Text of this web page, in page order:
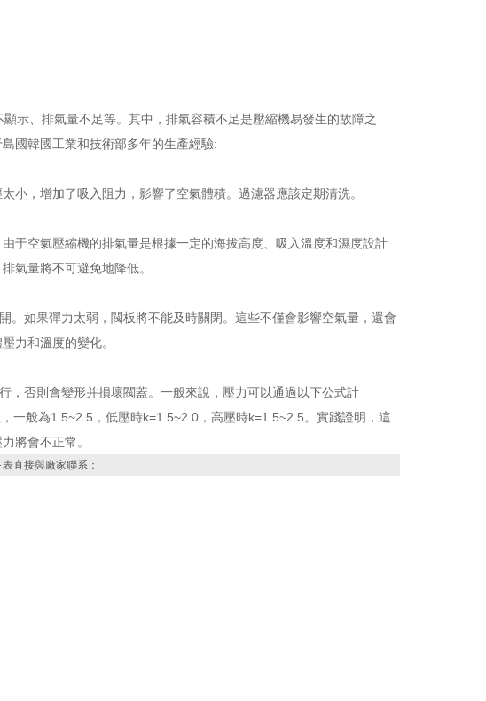
示、排氣量不足等。其中，排氣容積不足是壓縮機易發生的故障之
國韓國工業和技術部多年的生產經驗:
，增加了吸入阻力，影響了空氣體積。過濾器應該定期清洗。
于空氣壓縮機的排氣量是根據一定的海拔高度、吸入溫度和濕度設計
氣量將不可避免地降低。
如果彈力太弱，閥板將不能及時關閉。這些不僅會影響空氣量，還會
力和溫度的變化。
否則會變形并損壞閥蓋。一般來說，壓力可以通過以下公式計
一般為1.5~2.5，低壓時k=1.5~2.0，高壓時k=1.5~2.5。實踐證明，這
將會不正常。
直接與廠家聯系：